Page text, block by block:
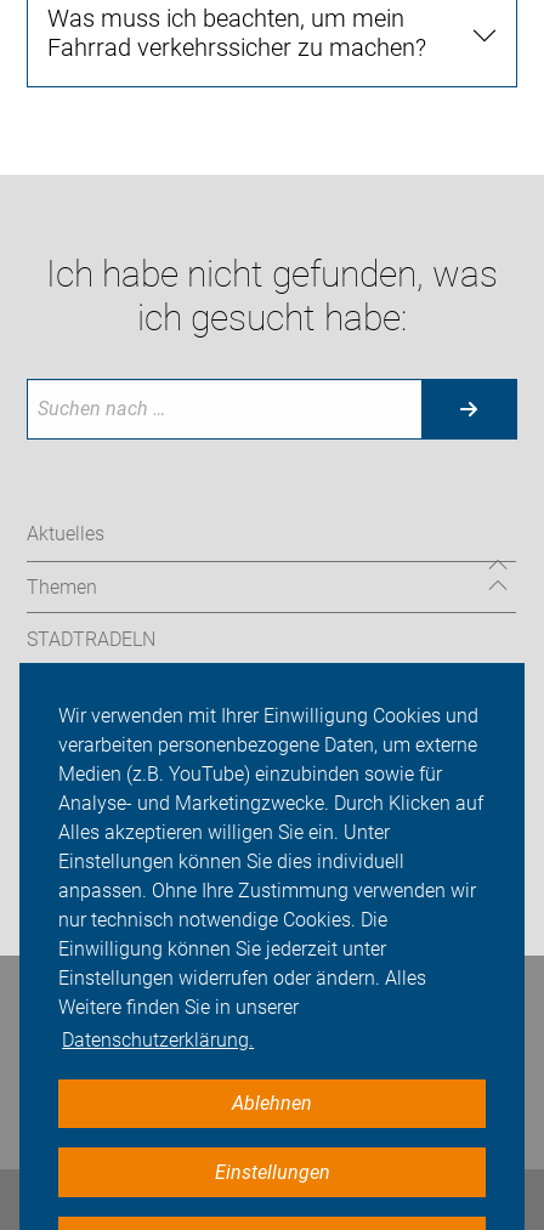
Wir verwenden mit Ihrer Einwilligung Cookies und
verarbeiten personenbezogene Daten, um externe
Medien (z.B. YouTube) einzubinden sowie für
Analyse- und Marketingzwecke. Durch Klicken auf
Alles akzeptieren willigen Sie ein. Unter
Einstellungen können Sie dies individuell
anpassen. Ohne Ihre Zustimmung verwenden wir
nur technisch notwendige Cookies. Die
Einwilligung können Sie jederzeit unter
Einstellungen widerrufen oder ändern. Alles
Weitere finden Sie in unserer
Datenschutzerklärung.
Ablehnen
Einstellungen
Was muss ich beachten, um mein
Fahrrad verkehrssicher zu machen?
Ich habe nicht gefunden, was
ich gesucht habe:
Aktuelles
Themen
STADTRADELN
ADFC Hamburg
Sei dabei
Presse
Login
Bleiben Sie in Kontakt
Impressum Datenschutz Cookie-Einstellungen